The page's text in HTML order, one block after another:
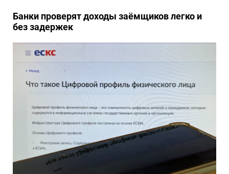
Банки проверят доходы заёмщиков легко и
без задержек